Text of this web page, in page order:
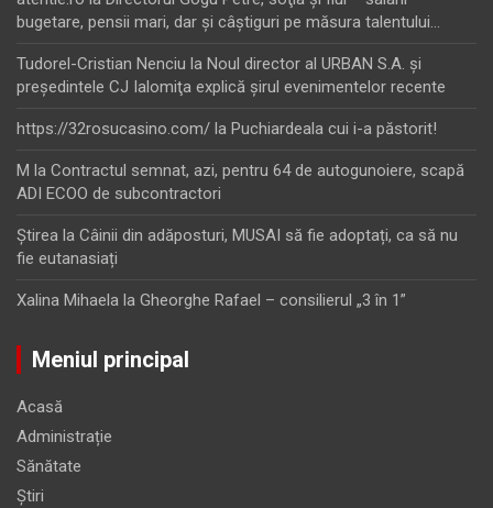
bugetare, pensii mari, dar şi câştiguri pe măsura talentului…
Tudorel-Cristian Nenciu la Noul director al URBAN S.A. şi
preşedintele CJ Ialomiţa explică şirul evenimentelor recente
https://32rosucasino.com/ la Puchiardeala cui i-a păstorit!
M la Contractul semnat, azi, pentru 64 de autogunoiere, scapă
ADI ECOO de subcontractori
Ştirea la Câinii din adăposturi, MUSAI să fie adoptați, ca să nu
fie eutanasiați
Xalina Mihaela la Gheorghe Rafael – consilierul „3 în 1”
Meniul principal
Acasă
Administrație
Sănătate
Știri